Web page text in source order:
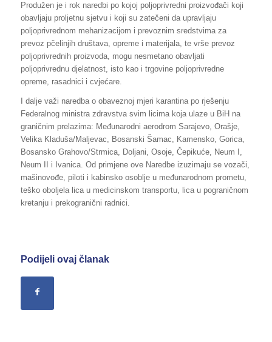
Produžen je i rok naredbi po kojoj poljoprivredni proizvođači koji
obavljaju proljetnu sjetvu i koji su zatečeni da upravljaju
poljoprivrednom mehanizacijom i prevoznim sredstvima za
prevoz pčelinjih društava, opreme i materijala, te vrše prevoz
poljoprivrednih proizvoda, mogu nesmetano obavljati
poljoprivrednu djelatnost, isto kao i trgovine poljoprivredne
opreme, rasadnici i cvjećare.
I dalje važi naredba o obaveznoj mjeri karantina po rješenju
Federalnog ministra zdravstva svim licima koja ulaze u BiH na
graničnim prelazima: Međunarodni aerodrom Sarajevo, Orašje,
Velika Kladuša/Maljevac, Bosanski Šamac, Kamensko, Gorica,
Bosansko Grahovo/Strmica, Doljani, Osoje, Čepikuće, Neum I,
Neum II i Ivanica. Od primjene ove Naredbe izuzimaju se vozači,
mašinovođe, piloti i kabinsko osoblje u međunarodnom prometu,
teško oboljela lica u medicinskom transportu, lica u pograničnom
kretanju i prekogranični radnici.
Podijeli ovaj članak